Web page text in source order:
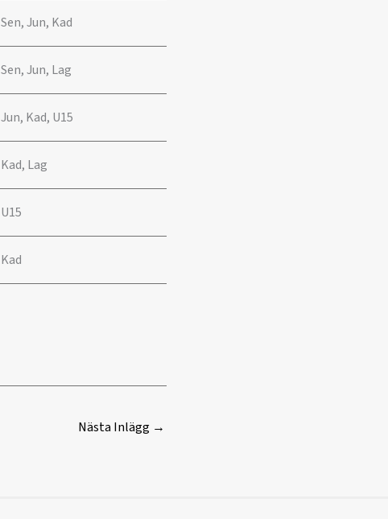
Sen, Jun, Kad
Sen, Jun, Lag
Jun, Kad, U15
Kad, Lag
U15
Kad
Nästa Inlägg →